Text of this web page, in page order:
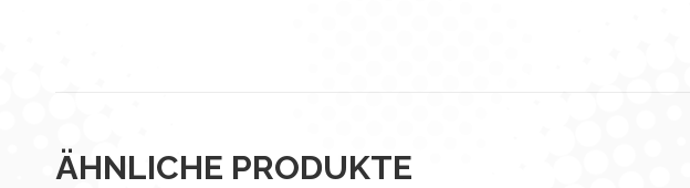
ÄHNLICHE PRODUKTE